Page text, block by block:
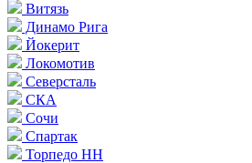
Витязь
Динамо Рига
Йокерит
Локомотив
Северсталь
СКА
Сочи
Спартак
Торпедо НН